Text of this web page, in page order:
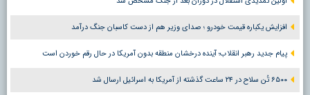
افزایش یکباره قیمت خودرو ؛ صدای وزیر هم از دست کاسبان جنگ درآمد
پیام جدید رهبر انقلاب؛ آینده درخشان منطقه بدون آمریکا در حال رقم خوردن است
۶۵۰۰ تُن سلاح در ۲۴ ساعت گذشته از آمریکا به اسرائیل ارسال شد